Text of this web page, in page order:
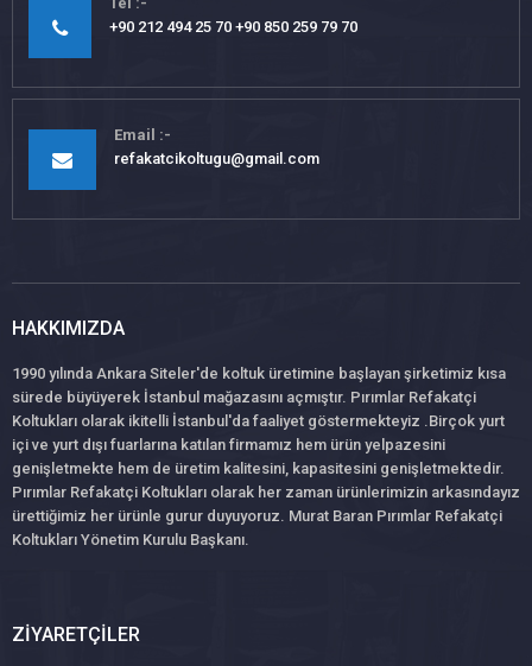
+90 212 494 25 70 +90 850 259 79 70
Email
refakatcikoltugu@gmail.com
HAKKIMIZDA
1990 yılında Ankara Siteler'de koltuk üretimine başlayan şirketimiz kısa
sürede büyüyerek İstanbul mağazasını açmıştır. Pırımlar Refakatçi
Koltukları olarak ikitelli İstanbul'da faaliyet göstermekteyiz .Birçok yurt
içi ve yurt dışı fuarlarına katılan firmamız hem ürün yelpazesini
genişletmekte hem de üretim kalitesini, kapasitesini genişletmektedir.
Pırımlar Refakatçi Koltukları olarak her zaman ürünlerimizin arkasındayız
ürettiğimiz her ürünle gurur duyuyoruz. Murat Baran Pırımlar Refakatçi
Koltukları Yönetim Kurulu Başkanı.
ZIYARETÇILER